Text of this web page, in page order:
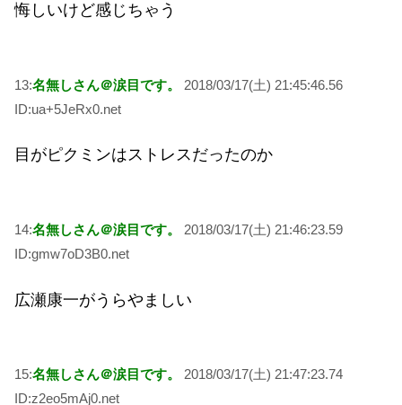
悔しいけど感じちゃう
13:名無しさん＠涙目です。
2018/03/17(土) 21:45:46.56
ID:ua+5JeRx0.net
目がピクミンはストレスだったのか
14:名無しさん＠涙目です。
2018/03/17(土) 21:46:23.59
ID:gmw7oD3B0.net
広瀬康一がうらやましい
15:名無しさん＠涙目です。
2018/03/17(土) 21:47:23.74
ID:z2eo5mAj0.net